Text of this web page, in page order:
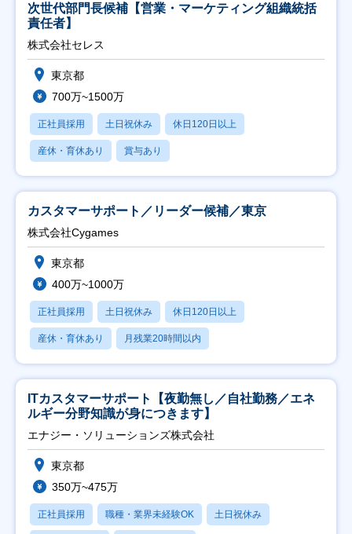
次世代部門長候補【営業・マーケティング組織統括
責任者】
株式会社セレス
東京都
700万~1500万
正社員採用 土日祝休み 休日120日以上
産休・育休あり 賞与あり
カスタマーサポート／リーダー候補／東京
株式会社Cygames
東京都
400万~1000万
正社員採用 土日祝休み 休日120日以上
産休・育休あり 月残業20時間以内
ITカスタマーサポート【夜勤無し／自社勤務／エネ
ルギー分野知識が身につきます】
エナジー・ソリューションズ株式会社
東京都
350万~475万
正社員採用 職種・業界未経験OK 土日祝休み